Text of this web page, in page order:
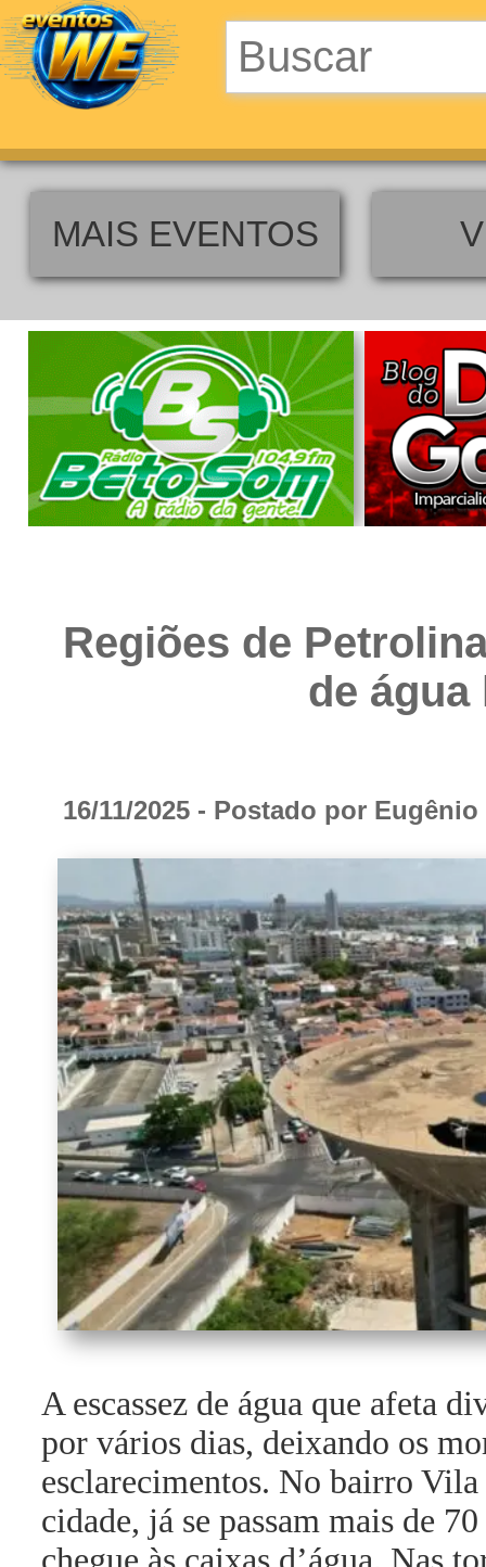
MAIS EVENTOS
Regiões de
de
16/11/2025 - Postado por Eugênio
A escassez de água que afeta
por vários dias, deixando os
esclarecimentos. No bairro
cidade, já se passam mais de